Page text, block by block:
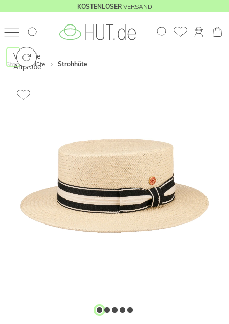
KOSTENLOSERVERSAND
Start Hüte Strohhüte
Virtuelle
Anprobe